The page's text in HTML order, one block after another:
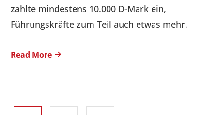
zahlte mindestens 10.000 D-Mark ein,
Führungskräfte zum Teil auch etwas mehr.
Read More